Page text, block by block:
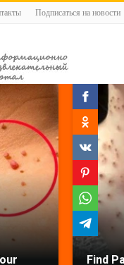
Подписаться на новости
Find